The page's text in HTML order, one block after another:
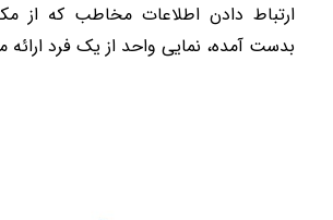
ارتباط دادن اطلاعات مخاطب که از
بدست آمده، نمایی واحد از یک فرد